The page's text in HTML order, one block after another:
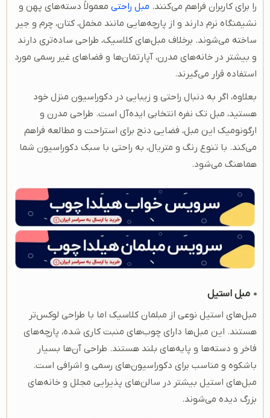
را برای کاربران فراهم می‌کنند. مبل راحتی معمولاً دسته‌های پهن و
نشیمنگاه نرم دارند و از پارچه‌هایی مانند مخمل، کتان، چرم و جیر
ساخته می‌شوند. برخلاف مبل‌های کلاسیک، طراحی ساده‌تری دارند
و بیشتر در خانه‌های مدرن، آپارتمان‌ها و فضاهای غیر رسمی مورد
استفاده قرار می‌گیرند.
بعلاوه، اگر به دنبال راحتی و زیبایی در دکوراسیون منزل خود
هستید، مبل تک نفره انتخابی ایده‌آل است. طراحی مدرن و
ارگونومیک این مبل، فضایی دنج برای استراحت و مطالعه فراهم
می‌کند. با تنوع رنگ و متریال، به ‌راحتی با سبک دکوراسیون شما
هماهنگ می‌شود.
مبل استیل
مبل‌های استیل نوعی از مبلمان کلاسیک اما با طراحی لوکس‌تر
هستند. این مبل‌ها دارای چوب‌های منبت کاری شده، پارچه‌های
فاخر و دسته‌ها و پایه‌های بلند هستند. طراحی آن‌ها بسیار
باشکوه و مناسب برای دکوراسیون‌های رسمی و اشرافی است.
مبل‌های استیل بیشتر در سالن‌های پذیرایی مجلل و خانه‌های
بزرگ دیده می‌شوند.